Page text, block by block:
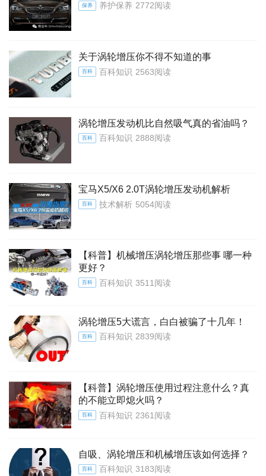
保养 养护保养 2772阅读
关于涡轮增压你不得不知道的事
百科 百科知识 2563阅读
涡轮增压发动机比自然吸气真的省油吗？
百科 百科知识 2888阅读
宝马X5/X6 2.0T涡轮增压发动机解析
百科 技术解析 5054阅读
【科普】机械增压涡轮增压那些事 哪一种
更好？
百科 百科知识 3511阅读
涡轮增压5大谎言，白白被骗了十几年！
百科 百科知识 2839阅读
【科普】涡轮增压使用过程注意什么？真
的不能立即熄火吗？
百科 百科知识 2361阅读
自吸、涡轮增压和机械增压该如何选择？
百科 百科知识 3183阅读